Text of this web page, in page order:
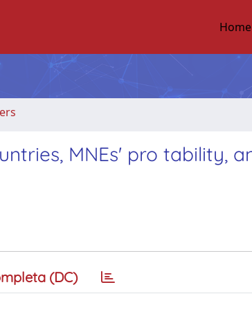
Home
MNEs' pro tability,
(DC)